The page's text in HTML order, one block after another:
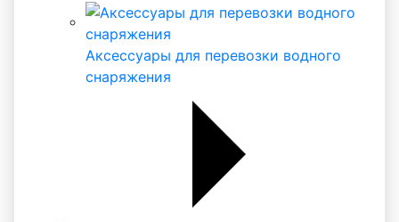
Аксессуары для перевозки водного
снаряжения